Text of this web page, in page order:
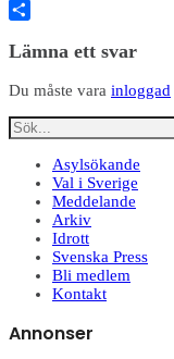
Twitter
Lämna ett svar
Du måste vara inloggad
Asylsökande
Val i Sverige
Meddelande
Arkiv
Idrott
Svenska Press
Bli medlem
Kontakt
Annonser